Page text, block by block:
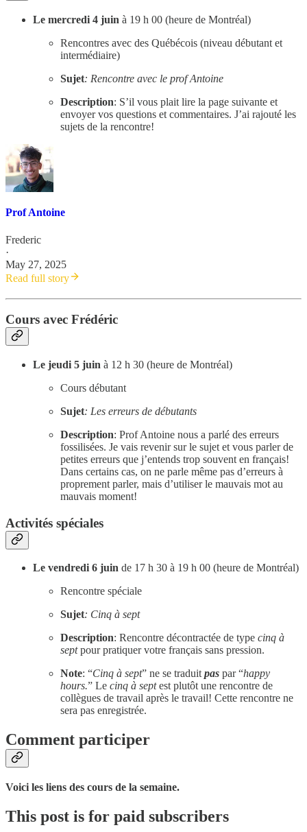
Le mercredi 4 juin à 19 h 00 (heure de Montréal)
Rencontres avec des Québécois (niveau débutant et
intermédiaire)
Sujet: Rencontre avec le prof Antoine
Description: S’il vous plait lire la page suivante et
envoyer vos questions et commentaires. J’ai rajouté les
sujets de la rencontre!
Prof Antoine
Frederic
·
May 27, 2025
Read full story
Cours avec Frédéric
Le jeudi 5 juin à 12 h 30 (heure de Montréal)
Cours débutant
Sujet: Les erreurs de débutants
Description: Prof Antoine nous a parlé des erreurs
fossilisées. Je vais revenir sur le sujet et vous parler de
petites erreurs que j’entends trop souvent en français!
Dans certains cas, on ne parle même pas d’erreurs à
proprement parler, mais d’utiliser le mauvais mot au
mauvais moment!
Activités spéciales
Le vendredi 6 juin de 17 h 30 à 19 h 00 (heure de Montréal)
Rencontre spéciale
Sujet: Cinq à sept
Description: Rencontre décontractée de type cinq à
septpour pratiquer votre français sans pression.
Note: “Cinq à sept” ne se traduitpas par “happy
hours.” Le cinq à septest plutôt une rencontre de
collègues de travail après le travail! Cette rencontre ne
sera pas enregistrée.
Comment participer
Voici les liens des cours de la semaine.
This post is for paid subscribers